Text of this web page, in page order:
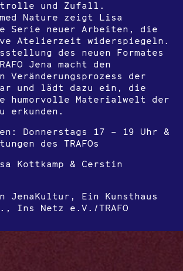
und Zufall.
Nature zeigt Lisa
Serie neuer Arbeiten, die
Atelierzeit widerspiegeln.
des neuen Formates
Jena macht den
Veränderungsprozess der
und lädt dazu ein, die
humorvolle Materialwelt der
erkunden.
Donnerstags 17 – 19 Uhr
&
des TRAFOs
Kottkamp & Cerstin
JenaKultur, Ein Kunsthaus
Ins Netz e.V./TRAFO